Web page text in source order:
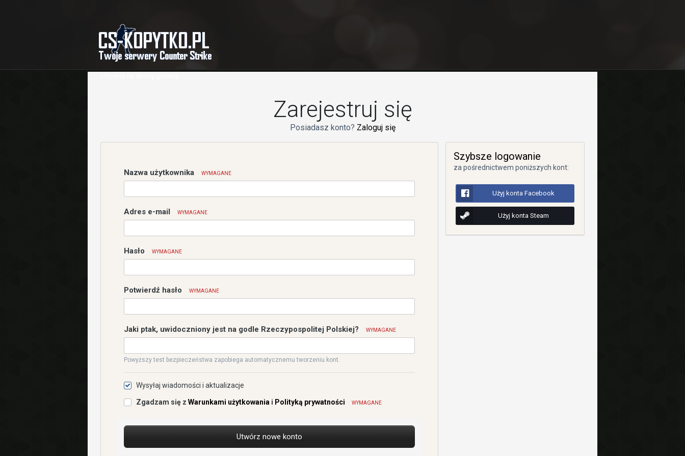
Zarejestruj się
Posiadasz konto? Zaloguj się
Nazwa użytkownika WYMAGANE
Adres e-mail WYMAGANE
Hasło WYMAGANE
Potwierdź hasło WYMAGANE
Jaki ptak, uwidoczniony jest na godle Rzeczypospolitej Polskiej? WYMAGANE
Powyższy test bezpieczeństwa zapobiega automatycznemu tworzeniu kont.
Wysyłaj wiadomości i aktualizacje
Zgadzam się z Warunkami użytkowania i Polityką prywatności WYMAGANE
Utwórz nowe konto
Szybsze logowanie
za pośrednictwem poniższych kont:
Użyj konta Facebook
Użyj konta Steam